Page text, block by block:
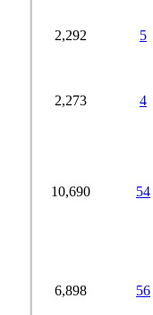
2,292
2,273
54
10,690
56
6,898